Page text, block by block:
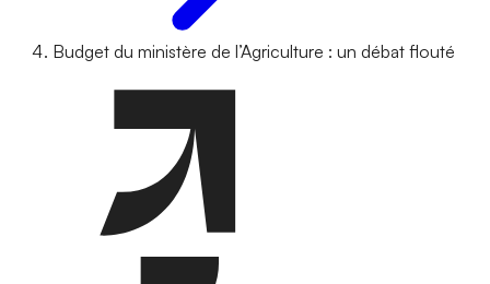
Budget du ministère de l’Agriculture : un débat flouté